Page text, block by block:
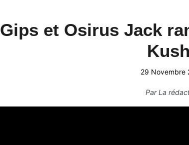
Gips et Osirus Jack
29 Novembre
ParLa